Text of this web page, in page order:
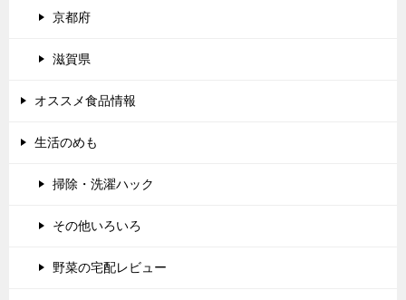
京都府
滋賀県
オススメ食品情報
生活のめも
掃除・洗濯ハック
その他いろいろ
野菜の宅配レビュー